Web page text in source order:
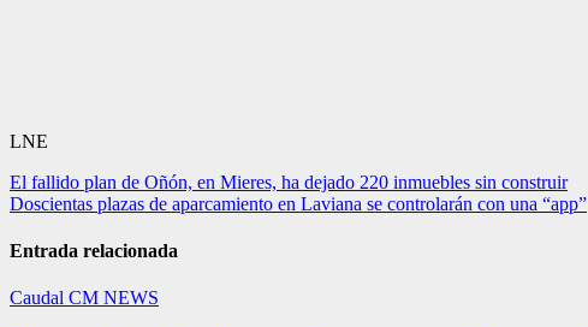
LNE
Navegación
de
entradas
El fallido plan de Oñón, en Mieres, ha dejado 220 inmuebles sin construir
Doscientas plazas de aparcamiento en Laviana se controlarán con una “app”
Entrada relacionada
Caudal CM NEWS